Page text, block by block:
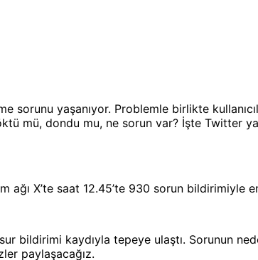
sorunu yaşanıyor. Problemle birlikte
mü, dondu mu, ne sorun var? İşte Twitter
X’te saat 12.45’te 930 sorun bildirimiyle
bildirimi kaydıyla tepeye ulaştı. Sorunun
paylaşacağız.